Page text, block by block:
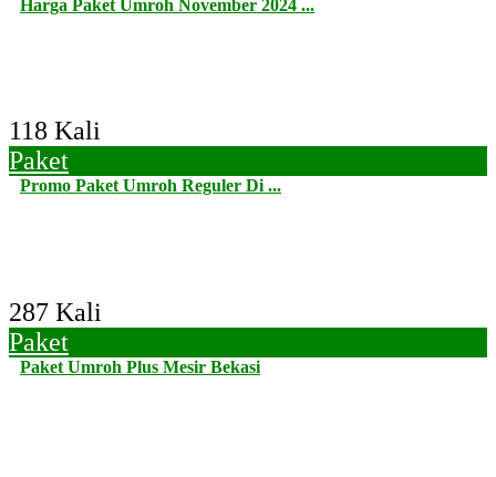
Harga Paket Umroh November 2024 ...
118 Kali
Paket
Promo Paket Umroh Reguler Di ...
287 Kali
Paket
Paket Umroh Plus Mesir Bekasi